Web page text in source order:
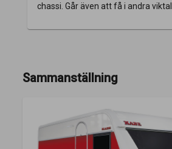
chassi. Går även att få i andra
Sammanställning